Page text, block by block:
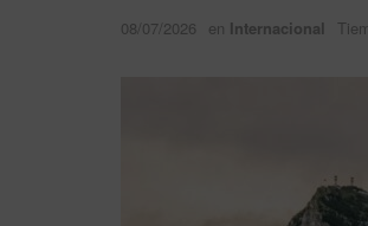
08/07/2026 en Internacional